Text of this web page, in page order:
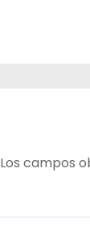
Los campos